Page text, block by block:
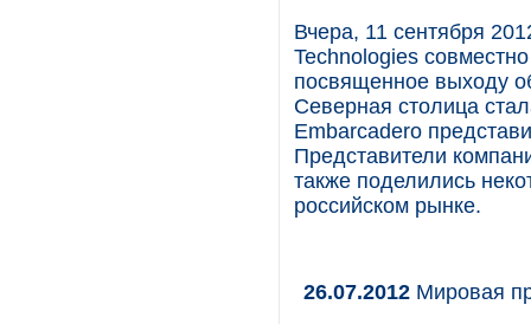
Вчера, 11 сентября
Technologies
посвященное выходу
Северная столица
Embarcadero
Представители
также поделились
российском рынке.
26.07.2012 Мировая